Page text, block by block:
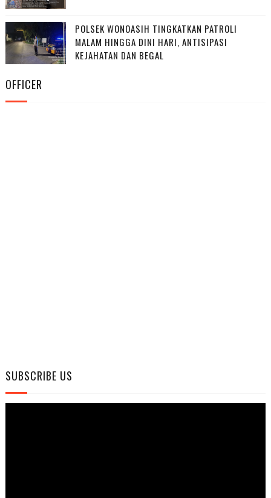
POLSEK WONOASIH TINGKATKAN PATROLI
MALAM HINGGA DINI HARI, ANTISIPASI
KEJAHATAN DAN BEGAL
OFFICER
SUBSCRIBE US